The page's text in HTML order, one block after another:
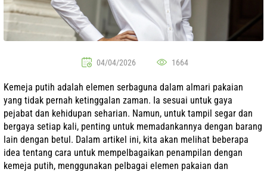
04/04/2026 1664
Kemeja putih adalah elemen serbaguna dalam almari pakaian
yang tidak pernah ketinggalan zaman. Ia sesuai untuk gaya
pejabat dan kehidupan seharian. Namun, untuk tampil segar dan
bergaya setiap kali, penting untuk memadankannya dengan barang
lain dengan betul. Dalam artikel ini, kita akan melihat beberapa
idea tentang cara untuk mempelbagaikan penampilan dengan
kemeja putih, menggunakan pelbagai elemen pakaian dan